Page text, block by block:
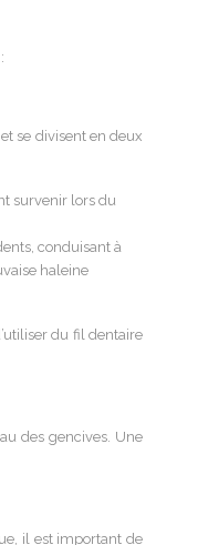
et se divisent en deux
survenir lors du
conduisant à
haleine
du fil dentaire
des gencives. Une
il est important de